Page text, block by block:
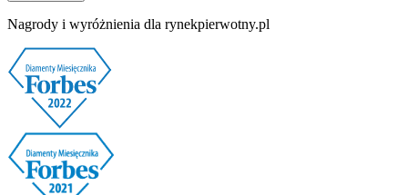
Nagrody i wyróżnienia dla rynekpierwotny.pl